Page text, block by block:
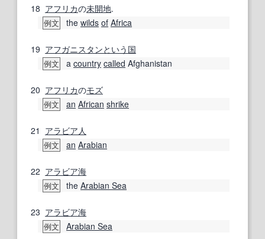
18 アフリカの未開地.
例文 the wilds of Africa
19 アフガニスタンという 国
例文 a country called Afghanistan
20 アフリカのモズ
例文 an African shrike
21 アラビア人
例文 an Arabian
22 アラビア海
例文 the Arabian Sea
23 アラビア海
例文 Arabian Sea